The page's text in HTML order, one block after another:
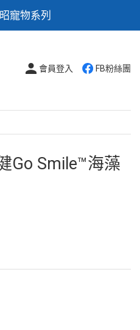
寵物系列
會員登入 FB粉絲團
Go Smile™海藻